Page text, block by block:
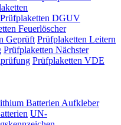
Prüfplaketten DGUV
Feuerlöscher
Geprüft Prüfplaketten Leitern
Prüfplaketten Nächster
Prüfplaketten VDE
Batterien Aufkleber
UN-